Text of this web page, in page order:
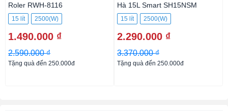
Roler RWH-8116
15 lít 2500(W)
1.490.000 ₫
2.590.000 ₫
Tặng quà đến 250.000đ
Hà 15L Smart SH15NSM
15 lít 2500(W)
2.290.000 ₫
3.370.000 ₫
Tặng quà đến 250.000đ